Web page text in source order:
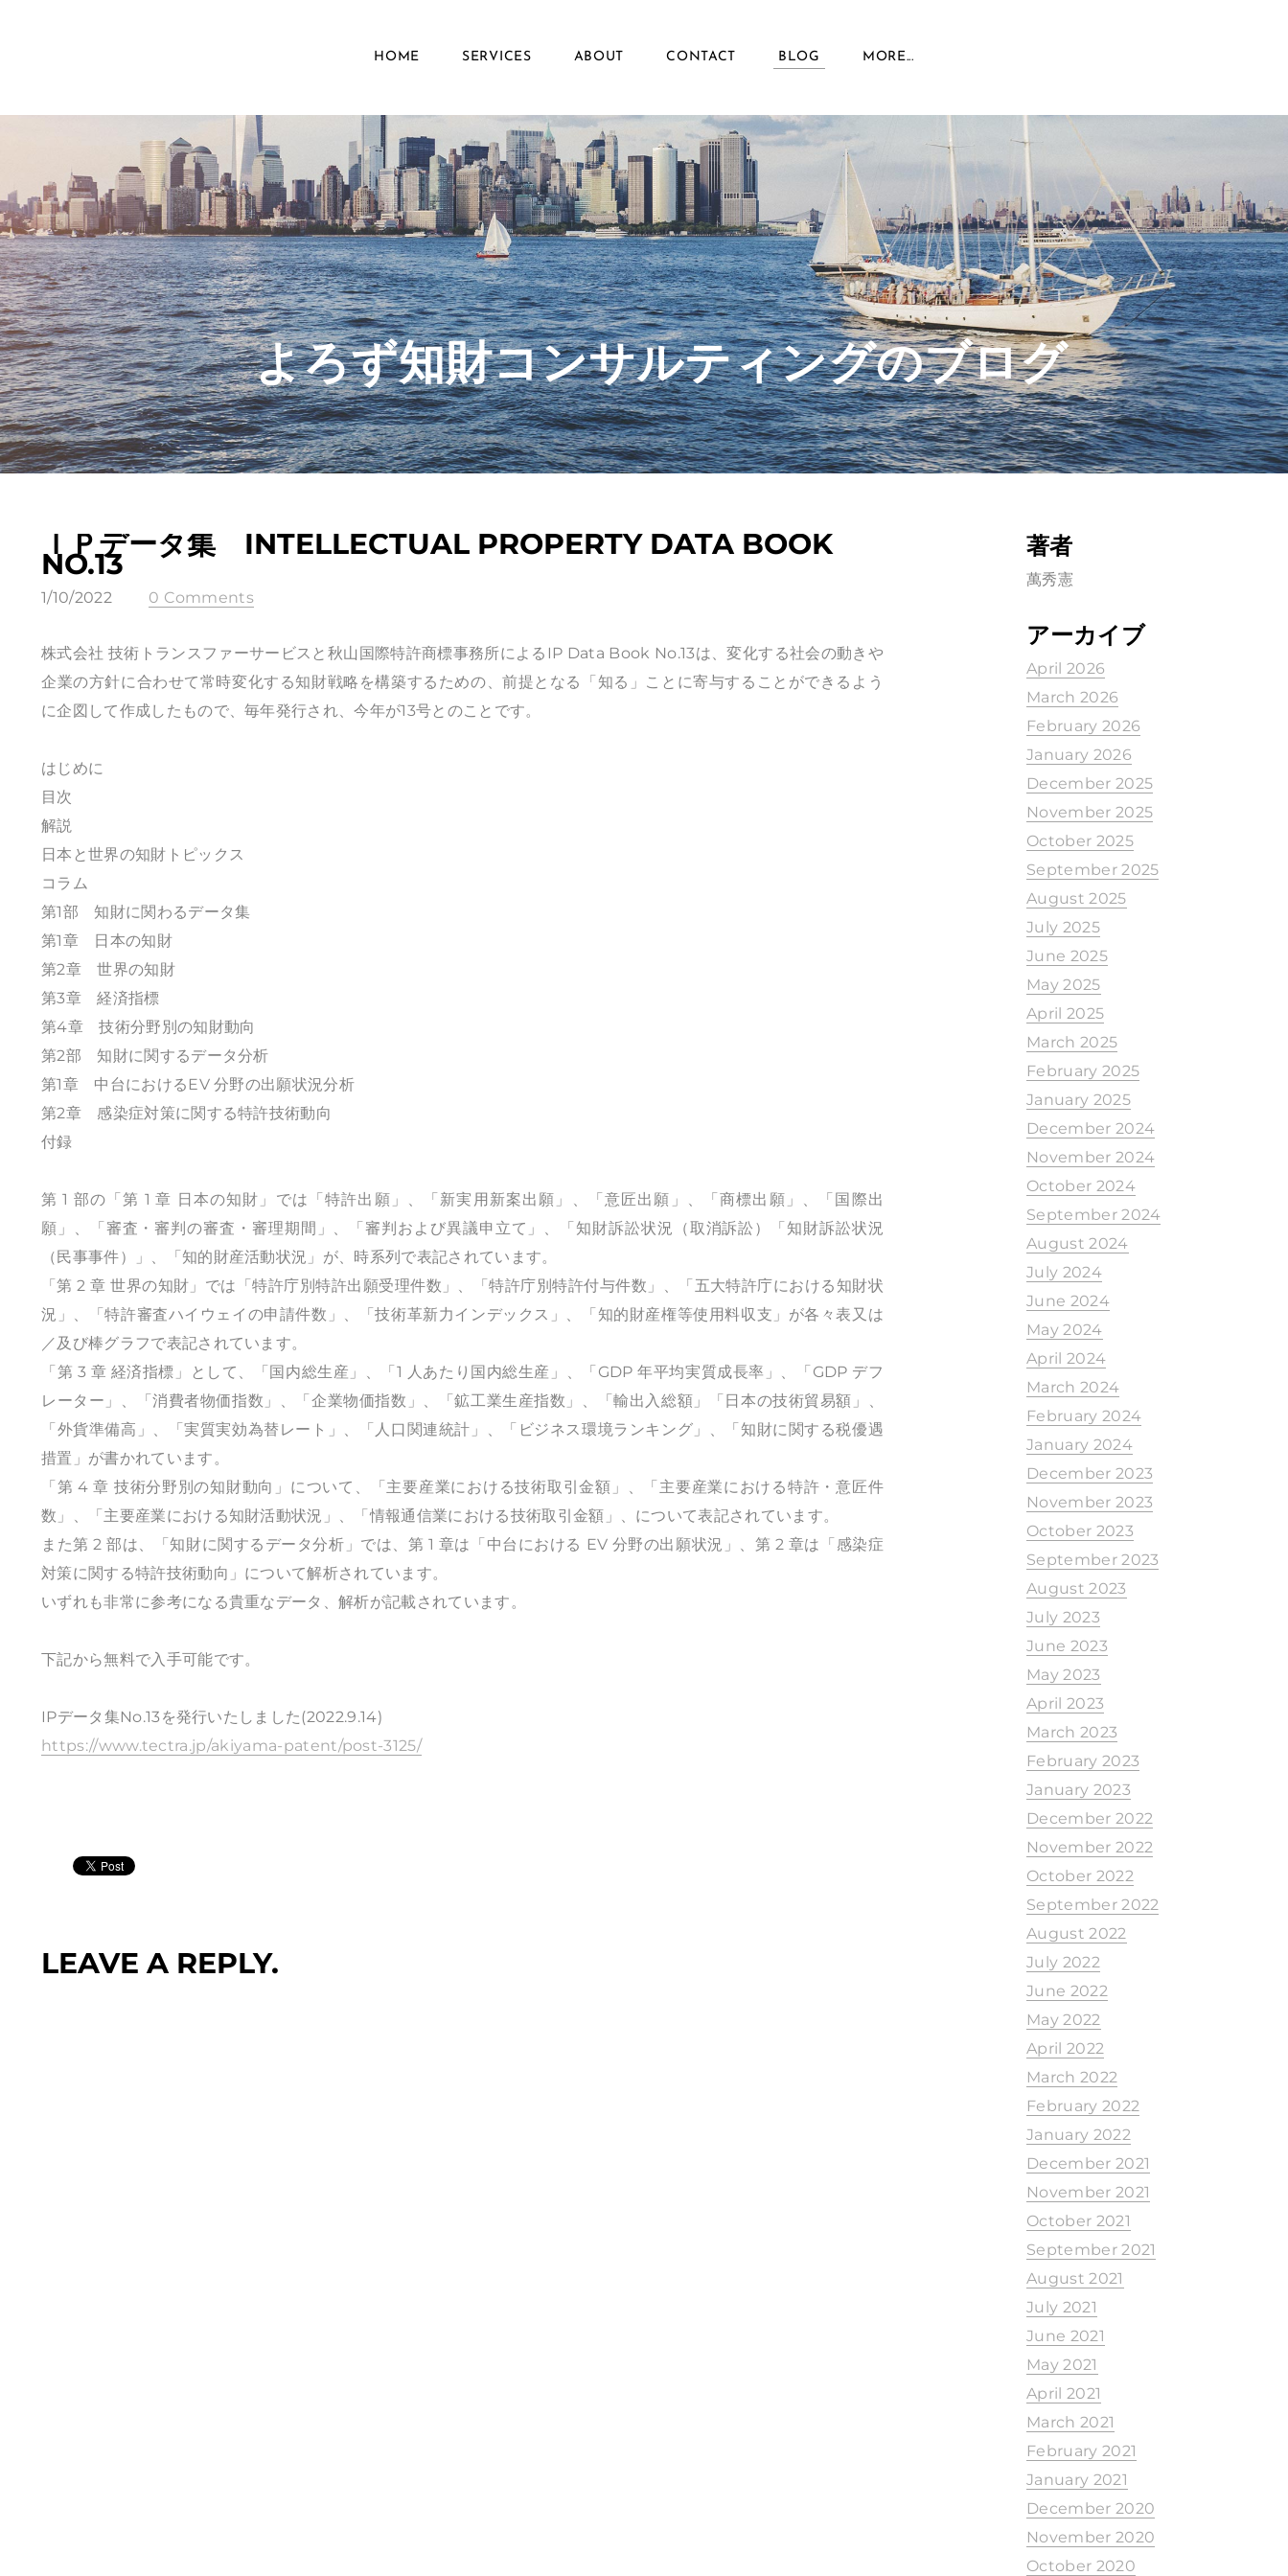
HOME SERVICES ABOUT CONTACT BLOG MORE...
​よろず知財コンサルティングのブログ
ＩＰデータ集 INTELLECTUAL PROPERTY DATA BOOK
NO.13
1/10/2022 0 Comments
株式会社 技術トランスファーサービスと秋山国際特許商標事務所によるIP Data Book No.13は、変化する社会の動きや
企業の方針に合わせて常時変化する知財戦略を構築するための、前提となる「知る」ことに寄与することができるよう
に企図して作成したもので、毎年発行され、今年が13号とのことです。
はじめに
目次
解説
日本と世界の知財トピックス
コラム
第1部 知財に関わるデータ集
第1章 日本の知財
第2章 世界の知財
第3章 経済指標
第4章 技術分野別の知財動向
第2部 知財に関するデータ分析
第1章 中台におけるEV 分野の出願状況分析
第2章 感染症対策に関する特許技術動向
付録
第 1 部の「第 1 章 日本の知財」では「特許出願」、「新実用新案出願」、「意匠出願」、「商標出願」、「国際出
願」、「審査・審判の審査・審理期間」、「審判および異議申立て」、「知財訴訟状況（取消訴訟）「知財訴訟状況
（民事事件）」、「知的財産活動状況」が、時系列で表記されています。
「第 2 章 世界の知財」では「特許庁別特許出願受理件数」、「特許庁別特許付与件数」、「五大特許庁における知財状
況」、「特許審査ハイウェイの申請件数」、「技術革新力インデックス」、「知的財産権等使用料収支」が各々表又は
／及び棒グラフで表記されています。
「第 3 章 経済指標」として、「国内総生産」、「1 人あたり国内総生産」、「GDP 年平均実質成長率」、「GDP デフ
レーター」、「消費者物価指数」、「企業物価指数」、「鉱工業生産指数」、「輸出入総額」「日本の技術貿易額」、
「外貨準備高」、「実質実効為替レート」、「人口関連統計」、「ビジネス環境ランキング」、「知財に関する税優遇
措置」が書かれています。
「第 4 章 技術分野別の知財動向」について、「主要産業における技術取引金額」、「主要産業における特許・意匠件
数」、「主要産業における知財活動状況」、「情報通信業における技術取引金額」、について表記されています。
また第 2 部は、「知財に関するデータ分析」では、第 1 章は「中台における EV 分野の出願状況」、第 2 章は「感染症
対策に関する特許技術動向」について解析されています。
いずれも非常に参考になる貴重なデータ、解析が記載されています。
下記から無料で入手可能です。
IPデータ集No.13を発行いたしました(2022.9.14)
https://www.tectra.jp/akiyama-patent/post-3125/
LEAVE A REPLY.
著者
萬秀憲
アーカイブ
April 2026
March 2026
February 2026
January 2026
December 2025
November 2025
October 2025
September 2025
August 2025
July 2025
June 2025
May 2025
April 2025
March 2025
February 2025
January 2025
December 2024
November 2024
October 2024
September 2024
August 2024
July 2024
June 2024
May 2024
April 2024
March 2024
February 2024
January 2024
December 2023
November 2023
October 2023
September 2023
August 2023
July 2023
June 2023
May 2023
April 2023
March 2023
February 2023
January 2023
December 2022
November 2022
October 2022
September 2022
August 2022
July 2022
June 2022
May 2022
April 2022
March 2022
February 2022
January 2022
December 2021
November 2021
October 2021
September 2021
August 2021
July 2021
June 2021
May 2021
April 2021
March 2021
February 2021
January 2021
December 2020
November 2020
October 2020